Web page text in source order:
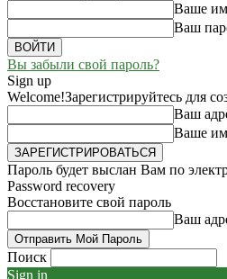
Ваше
Ваш
Вы забыли свой пароль?
Sign up
Welcome!Зарегистрируйтесь для
Ваш
Ваше
Пароль будет выслан Вам по
Password recovery
Восстановите свой пароль
Ваш
Поиск
Sign in